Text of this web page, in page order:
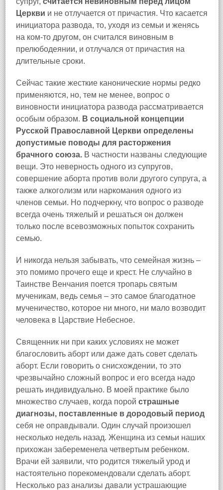
Церкви и не отлучается от причастия. Что касается
инициатора развода, то, уходя из семьи и женясь
на ком-то другом, он считался виновным в
прелюбодеянии, и отлучался от причастия на
длительные сроки.
Сейчас такие жесткие канонические нормы редко
применяются, но, тем не менее, вопрос о
виновности инициатора развода рассматривается
особым образом. В социальной концепции
Русской Православной Церкви определены
допустимые поводы для расторжения
брачного союза. В частности названы следующие
вещи. Это неверность одного из супругов,
совершение аборта против воли другого супруга, а
также алкоголизм или наркомания одного из
членов семьи. Но подчеркну, что вопрос о разводе
всегда очень тяжелый и решаться он должен
только после всевозможных попыток сохранить
семью.
И никогда нельзя забывать, что семейная жизнь –
это помимо прочего еще и крест. Не случайно в
Таинстве Венчания поется тропарь святым
мученикам, ведь семья – это самое благодатное
мученичество, которое ни много, ни мало возводит
человека в Царствие Небесное.
Священник ни при каких условиях не может
благословить аборт или даже дать совет сделать
аборт. Если говорить о снисхождении, то это
чрезвычайно сложный вопрос и его всегда надо
решать индивидуально. В моей практике было
множество случаев, когда порой страшные
диагнозы, поставленные в дородовый период
себя не оправдывали. Один случай произошел
несколько недель назад. Женщина из семьи наших
прихожан забеременела четвертым ребенком.
Врачи ей заявили, что родится тяжелый урод и
настоятельно порекомендовали сделать аборт.
Несколько раз анализы давали устрашающие